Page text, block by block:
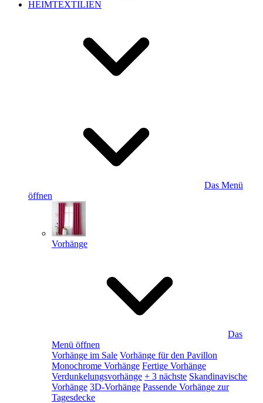
HEIMTEXTILIEN
Das Menü
öffnen
Vorhänge
Das
Menü öffnen
Vorhänge im Sale Vorhänge für den Pavillon
Monochrome Vorhänge Fertige Vorhänge
Verdunkelungsvorhänge + 3 nächste Skandinavische
Vorhänge 3D-Vorhänge Passende Vorhänge zur
Tagesdecke